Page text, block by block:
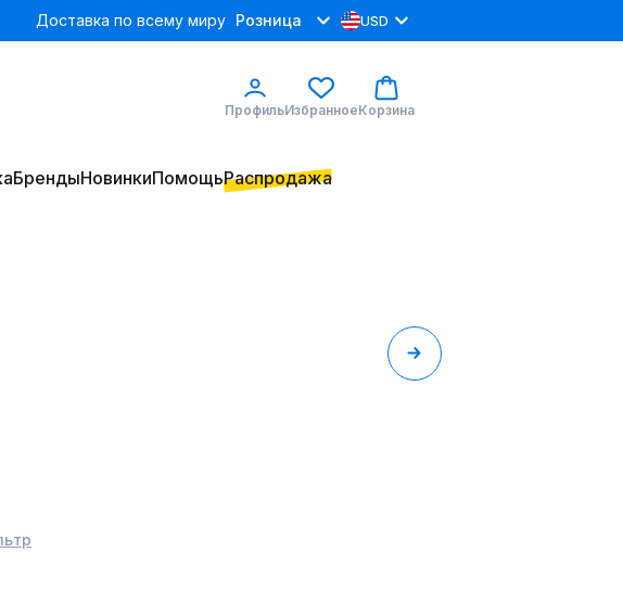
Доставка по всему миру Розница USD
ПрофильИзбранноеКорзина
БрендыНовинкиПомощьРаспродажа